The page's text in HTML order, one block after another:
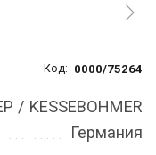
Код: 0000/75264
/ KESSEBOHMER
Германия